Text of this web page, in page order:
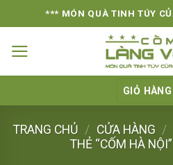
to
content
*** MÓN QUÀ TINH TÚY
GIỎ HÀNG
TRANG CHỦ / CỬA HÀNG /
THẺ “CỐM HÀ NỘI”